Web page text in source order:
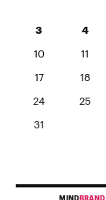
3 4
10 11
17 18
24 25
31